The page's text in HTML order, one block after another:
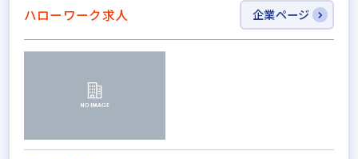
ハローワーク求人 企業ページ